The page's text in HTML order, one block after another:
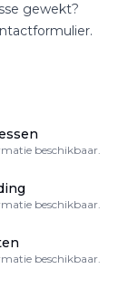
gewekt?
beschikbaar.
beschikbaar.
beschikbaar.